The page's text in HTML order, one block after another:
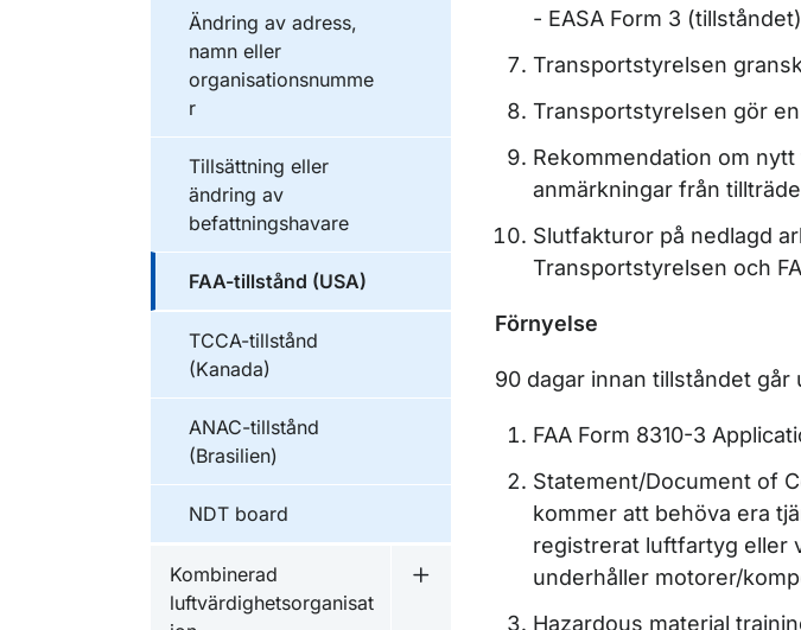
Ändring av adress,
namn eller
organisationsnumme
r
Tillsättning eller
ändring av
befattningshavare
FAA-tillstånd (USA)
TCCA-tillstånd
(Kanada)
ANAC-tillstånd
(Brasilien)
NDT board
Kombinerad
luftvärdighetsorganisat
Undermeny för Kombinerad
- EASA Form 3 (tillståndet)
Transportstyrelsen
Transportstyrelsen gör
Rekommendation om
anmärkningar från
Slutfakturor på nedlagd
Transportstyrelsen och
Förnyelse
90 dagar innan tillståndet går
FAA Form 8310-3
Statement/Document of
kommer att behöva era
registrerat luftfartyg eller
underhåller motorer/
Hazardous material